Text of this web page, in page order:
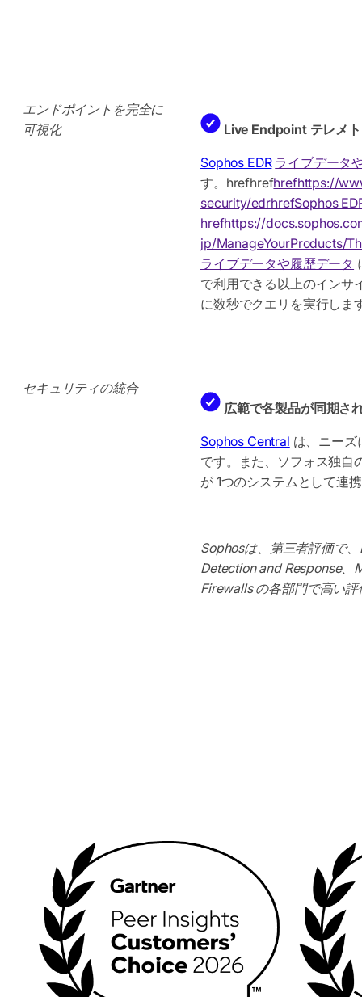
エンドポイントを完全に
可視化
Live Endpoint テレメ
Sophos EDR ライブデータ
す。hrefhrefhrefhttps://
security/edrhrefSophos
hrefhttps://
jp/ManageYourProducts/
ライブデータや履歴データ
で利用できる以上のインサ
に数秒でクエリを実行しま
セキュリティの統合
広範で各製品が同期さ
Sophos Central は、ニーズ
です。また、ソフォス独自
が 1つのシステムとして連
Sophosは、第三者評価で
Detection and Response
Firewalls の各部門で高い